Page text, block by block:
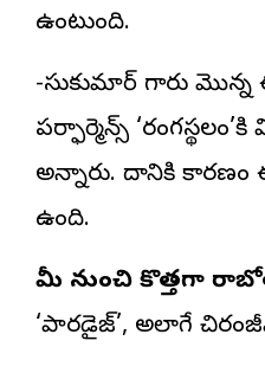
ఉంటుంది.
-సుకుమార్ గారు
పర్ఫార్మెన్స్
అన్నారు. దానికి
ఉంది.
మీ నుంచి కొత్తగా
‘పారడైజ్’, అలాగే